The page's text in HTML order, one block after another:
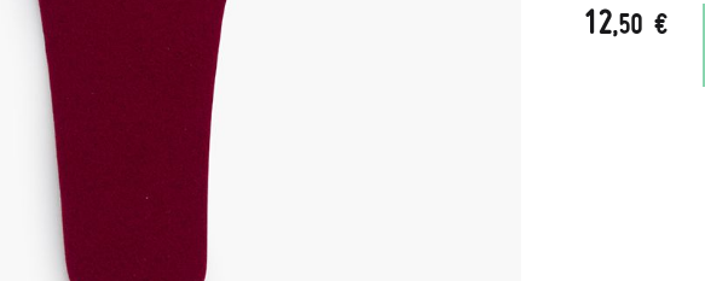
12,50 €